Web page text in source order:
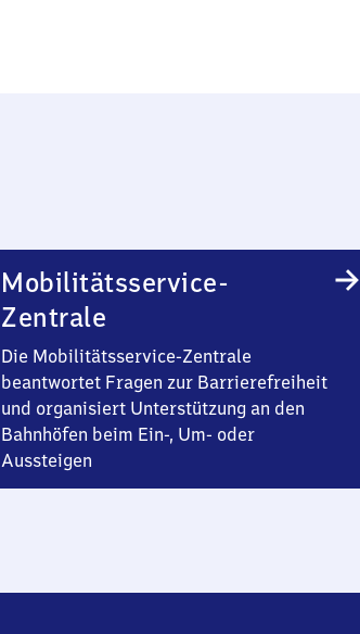
Mobilitätsservice-
Zentrale
Die Mobilitätsservice-Zentrale
beantwortet Fragen zur Barrierefreiheit
und organisiert Unterstützung an den
Bahnhöfen beim Ein-, Um- oder
Aussteigen